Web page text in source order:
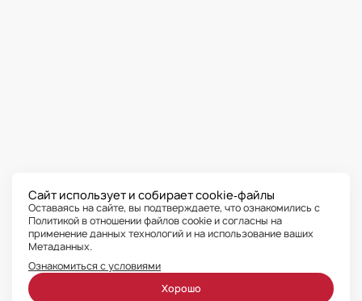
Сайт использует и собирает cookie‑файлы
Оставаясь на сайте, вы подтверждаете, что ознакомились с
Политикой в отношении файлов cookie и согласны на
применение данных технологийи на использование ваших
Метаданных.
Ознакомиться с условиями
Хорошо